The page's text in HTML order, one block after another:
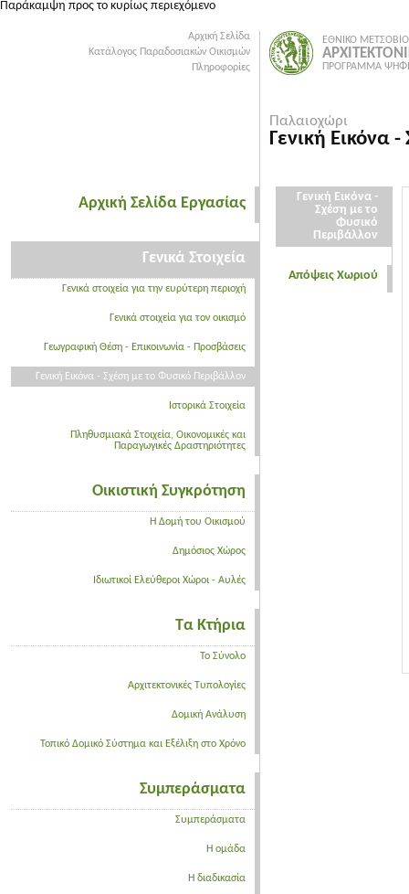
Παράκαμψη προς το κυρίως περιεχόμενο
Αρχική Σελίδα
Κατάλογος Παραδοσιακών Οικισμών
Πληροφορίες
Αρχική Σελίδα Εργασίας
Γενικά Στοιχεία
Γενικά στοιχεία για την ευρύτερη περιοχή
Γενικά στοιχεία για τον οικισμό
Γεωγραφική Θέση - Επικοινωνία - Προσβάσεις
Γενική Εικόνα - Σχέση με το Φυσικό Περιβάλλον
Ιστορικά Στοιχεία
Πληθυσμιακά Στοιχεία, Οικονομικές και
Παραγωγικές Δραστηριότητες
Οικιστική Συγκρότηση
Η Δομή του Οικισμού
Δημόσιος Χώρος
Ιδιωτικοί Ελεύθεροι Χώροι - Αυλές
Τα Κτήρια
Το Σύνολο
Αρχιτεκτονικές Τυπολογίες
Δομική Ανάλυση
Τοπικό Δομικό Σύστημα και Εξέλιξη στο Χρόνο
Συμπεράσματα
Συμπεράσματα
Η ομάδα
Η διαδικασία
ΕΘΝΙΚΟ
ΠΡΟΓΡΑΜΜΑ
Παλαιοχώρι
Γενική Εικόνα
Γενική Εικόνα -
Σχέση με το
Φυσικό
Περιβάλλον
Απόψεις Χωριού